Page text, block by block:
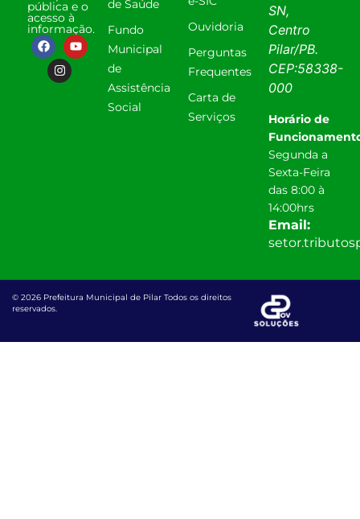
pública e o
acesso à
informação.
de Saúde
Fundo
Municipal
de
Assistência
Social
Ouvidoria
Perguntas
Frequentes
Carta de
Serviços
SN,
Centro
Pilar/PB.
CEP:58338-
000
Horário de
Segunda a
Sexta-Feira
das 8:00 à
14:00hrs
Email:
© 2026 Prefeitura Municipal de Pilar Todos os direitos
reservados.